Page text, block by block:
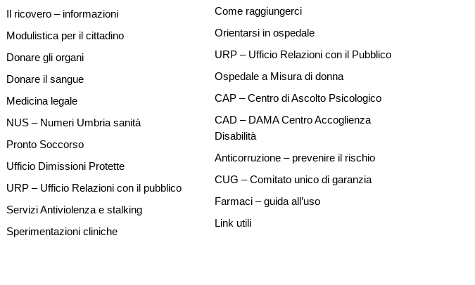
Il ricovero – informazioni
Modulistica per il cittadino
Donare gli organi
Donare il sangue
Medicina legale
NUS – Numeri Umbria sanità
Pronto Soccorso
Ufficio Dimissioni Protette
URP – Ufficio Relazioni con il pubblico
Servizi Antiviolenza e stalking
Sperimentazioni cliniche
Come raggiungerci
Orientarsi in ospedale
URP – Ufficio Relazioni con il Pubblico
Ospedale a Misura di donna
CAP – Centro di Ascolto Psicologico
CAD – DAMA Centro Accoglienza
Disabilità
Anticorruzione – prevenire il rischio
CUG – Comitato unico di garanzia
Farmaci – guida all’uso
Link utili